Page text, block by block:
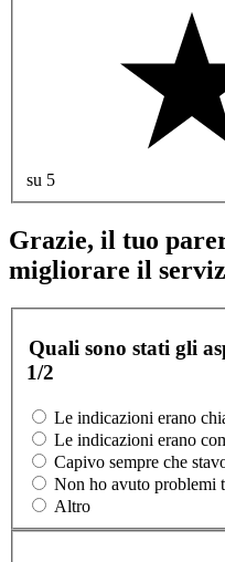
su 5
Grazie, il tuo
migliorare il
Quali sono stati gli
1/2
Le indicazioni erano
Le indicazioni erano
Capivo sempre che
Non ho avuto problemi
Altro